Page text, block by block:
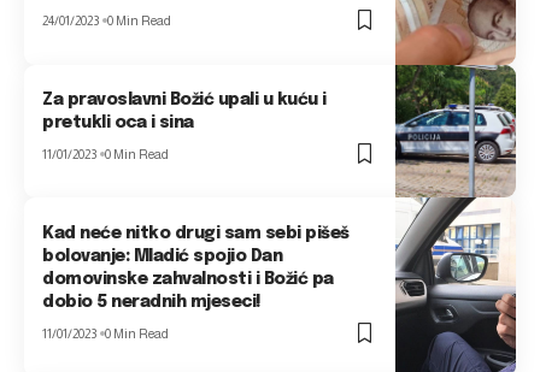
24/01/2023 0 Min Read
Za pravoslavni Božić upali u kuću i
pretukli oca i sina
11/01/2023 0 Min Read
Kad neće nitko drugi sam sebi pišeš
bolovanje: Mladić spojio Dan
domovinske zahvalnosti i Božić pa
dobio 5 neradnih mjeseci!
11/01/2023 0 Min Read